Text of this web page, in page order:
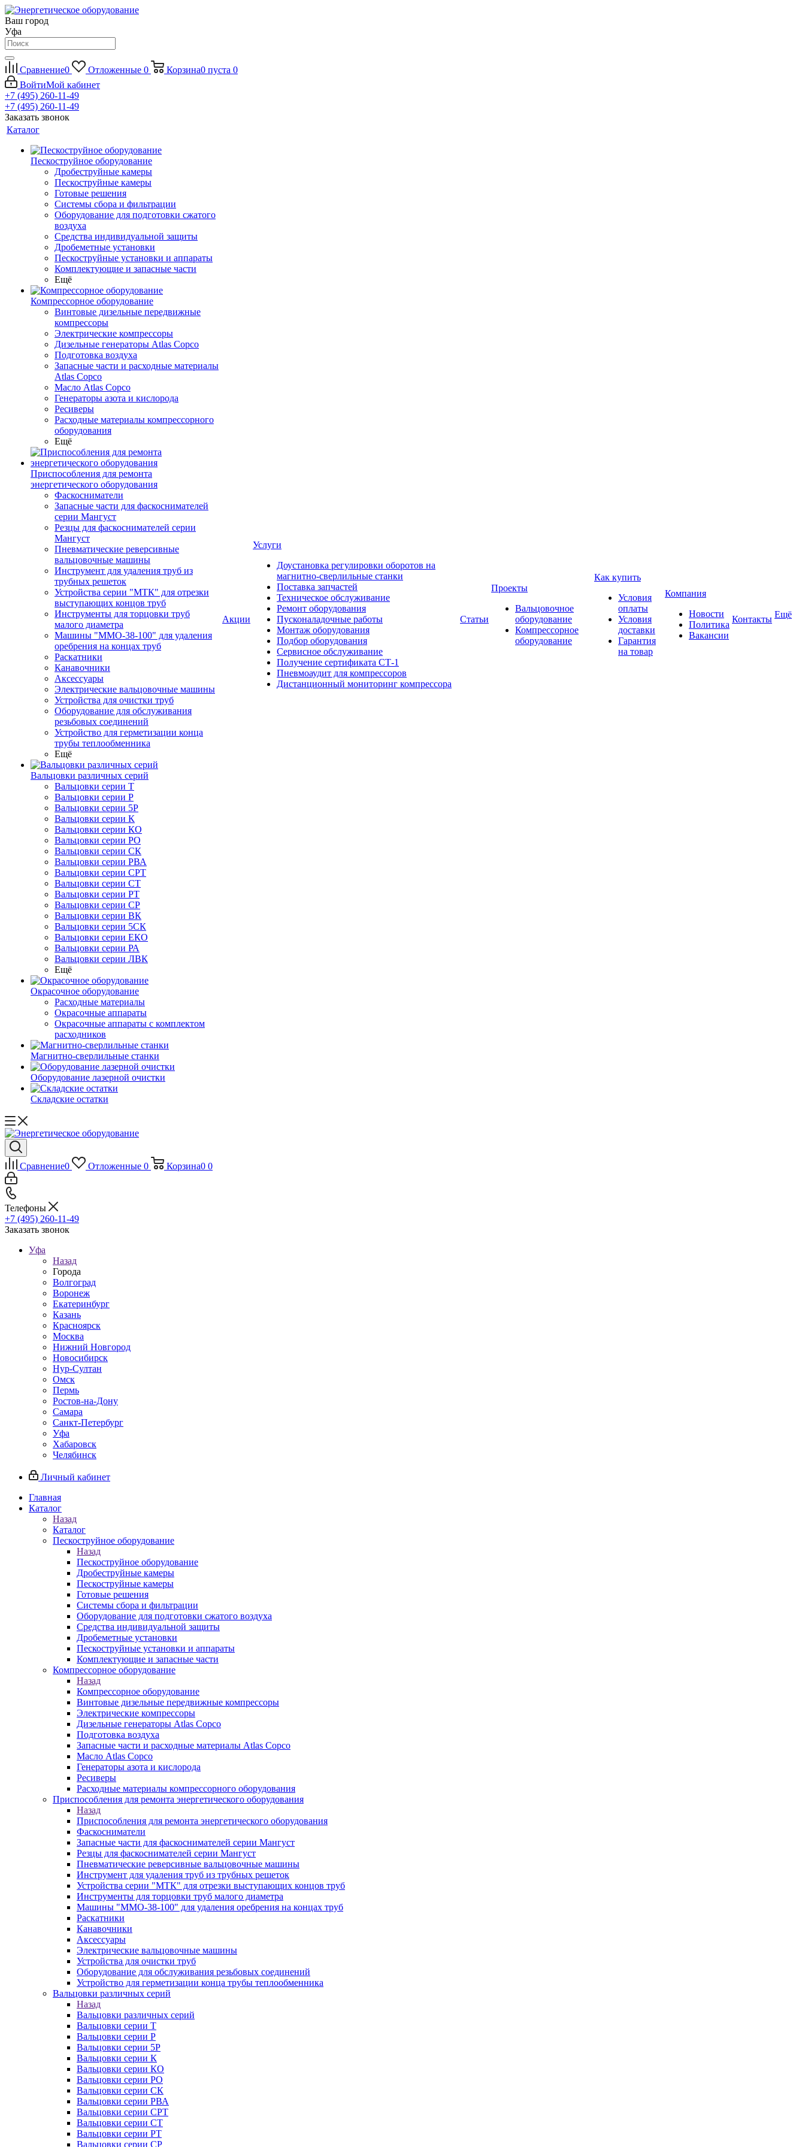
Ваш город
Уфа
Сравнение0 Отложенные 0 Корзина0 пуста 0
ВойтиМой кабинет
+7 (495) 260-11-49
+7 (495) 260-11-49
Заказать звонок
Каталог
Пескоструйное оборудование
Дробеструйные камеры
Пескоструйные камеры
Готовые решения
Системы сбора и фильтрации
Оборудование для подготовки сжатого
воздуха
Средства индивидуальной защиты
Дробеметные установки
Пескоструйные установки и аппараты
Комплектующие и запасные части
Ещё
Компрессорное оборудование
Винтовые дизельные передвижные
компрессоры
Электрические компрессоры
Дизельные генераторы Atlas Copco
Подготовка воздуха
Запасные части и расходные материалы
Atlas Copco
Масло Atlas Copco
Генераторы азота и кислорода
Ресиверы
Расходные материалы компрессорного
оборудования
Ещё
Приспособления для ремонта
энергетического оборудования
Фаскосниматели
Запасные части для фаскоснимателей
серии Мангуст
Резцы для фаскоснимателей серии
Мангуст
Пневматические реверсивные
вальцовочные машины
Инструмент для удаления труб из
трубных решеток
Устройства серии "МТК" для отрезки
выступающих концов труб
Инструменты для торцовки труб
малого диаметра
Машины "ММО-38-100" для удаления
оребрения на концах труб
Раскатники
Канавочники
Аксессуары
Электрические вальцовочные машины
Устройства для очистки труб
Оборудование для обслуживания
резьбовых соединений
Устройство для герметизации конца
трубы теплообменника
Ещё
Вальцовки различных серий
Вальцовки серии Т
Вальцовки серии Р
Вальцовки серии 5Р
Вальцовки серии К
Вальцовки серии КО
Вальцовки серии РО
Вальцовки серии СК
Вальцовки серии РВА
Вальцовки серии СРТ
Вальцовки серии СТ
Вальцовки серии РТ
Вальцовки серии СР
Вальцовки серии ВК
Вальцовки серии 5СК
Вальцовки серии ЕКО
Вальцовки серии РА
Вальцовки серии ЛВК
Ещё
Окрасочное оборудование
Расходные материалы
Окрасочные аппараты
Окрасочные аппараты с комплектом
расходников
Магнитно-сверлильные станки
Оборудование лазерной очистки
Складские остатки
Акции
Услуги
Доустановка регулировки оборотов на
магнитно-сверлильные станки
Поставка запчастей
Техническое обслуживание
Ремонт оборудования
Пусконаладочные работы
Монтаж оборудования
Подбор оборудования
Сервисное обслуживание
Получение сертификата СТ-1
Пневмоаудит для компрессоров
Дистанционный мониторинг компрессора
Статьи
Проекты
Вальцовочное
оборудование
Компрессорное
оборудование
Как купить
Условия
оплаты
Условия
доставки
Гарантия
на товар
Компания
Новости
Политика
Вакансии
Контакты Ещё
Сравнение0 Отложенные 0 Корзина0 0
Телефоны
+7 (495) 260-11-49
Заказать звонок
Уфа
Назад
Города
Волгоград
Воронеж
Екатеринбург
Казань
Красноярск
Москва
Нижний Новгород
Новосибирск
Нур-Султан
Омск
Пермь
Ростов-на-Дону
Самара
Санкт-Петербург
Уфа
Хабаровск
Челябинск
Личный кабинет
Главная
Каталог
Назад
Каталог
Пескоструйное оборудование
Назад
Пескоструйное оборудование
Дробеструйные камеры
Пескоструйные камеры
Готовые решения
Системы сбора и фильтрации
Оборудование для подготовки сжатого воздуха
Средства индивидуальной защиты
Дробеметные установки
Пескоструйные установки и аппараты
Комплектующие и запасные части
Компрессорное оборудование
Назад
Компрессорное оборудование
Винтовые дизельные передвижные компрессоры
Электрические компрессоры
Дизельные генераторы Atlas Copco
Подготовка воздуха
Запасные части и расходные материалы Atlas Copco
Масло Atlas Copco
Генераторы азота и кислорода
Ресиверы
Расходные материалы компрессорного оборудования
Приспособления для ремонта энергетического оборудования
Назад
Приспособления для ремонта энергетического оборудования
Фаскосниматели
Запасные части для фаскоснимателей серии Мангуст
Резцы для фаскоснимателей серии Мангуст
Пневматические реверсивные вальцовочные машины
Инструмент для удаления труб из трубных решеток
Устройства серии "МТК" для отрезки выступающих концов труб
Инструменты для торцовки труб малого диаметра
Машины "ММО-38-100" для удаления оребрения на концах труб
Раскатники
Канавочники
Аксессуары
Электрические вальцовочные машины
Устройства для очистки труб
Оборудование для обслуживания резьбовых соединений
Устройство для герметизации конца трубы теплообменника
Вальцовки различных серий
Назад
Вальцовки различных серий
Вальцовки серии Т
Вальцовки серии Р
Вальцовки серии 5Р
Вальцовки серии К
Вальцовки серии КО
Вальцовки серии РО
Вальцовки серии СК
Вальцовки серии РВА
Вальцовки серии СРТ
Вальцовки серии СТ
Вальцовки серии РТ
Вальцовки серии СР